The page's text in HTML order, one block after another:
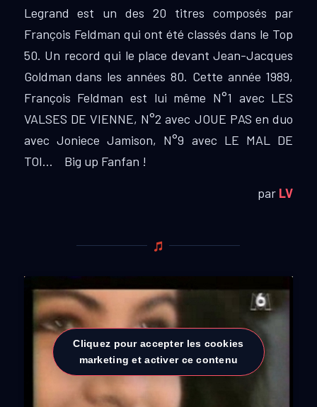
Legrand est un des 20 titres composés par
François Feldman qui ont été classés dans le Top
50. Un record qui le place devant Jean-Jacques
Goldman dans les années 80. Cette année 1989,
François Feldman est lui même N°1 avec LES
VALSES DE VIENNE, N°2 avec JOUE PAS en duo
avec Joniece Jamison, N°9 avec LE MAL DE
TOI… Big up Fanfan !
par LV
Cliquez pour accepter les cookies
marketing et activer ce contenu